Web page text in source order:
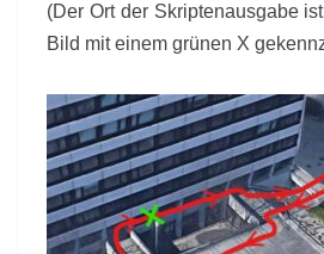
(Der Ort der Skriptenausgabe
Bild mit einem grünen X